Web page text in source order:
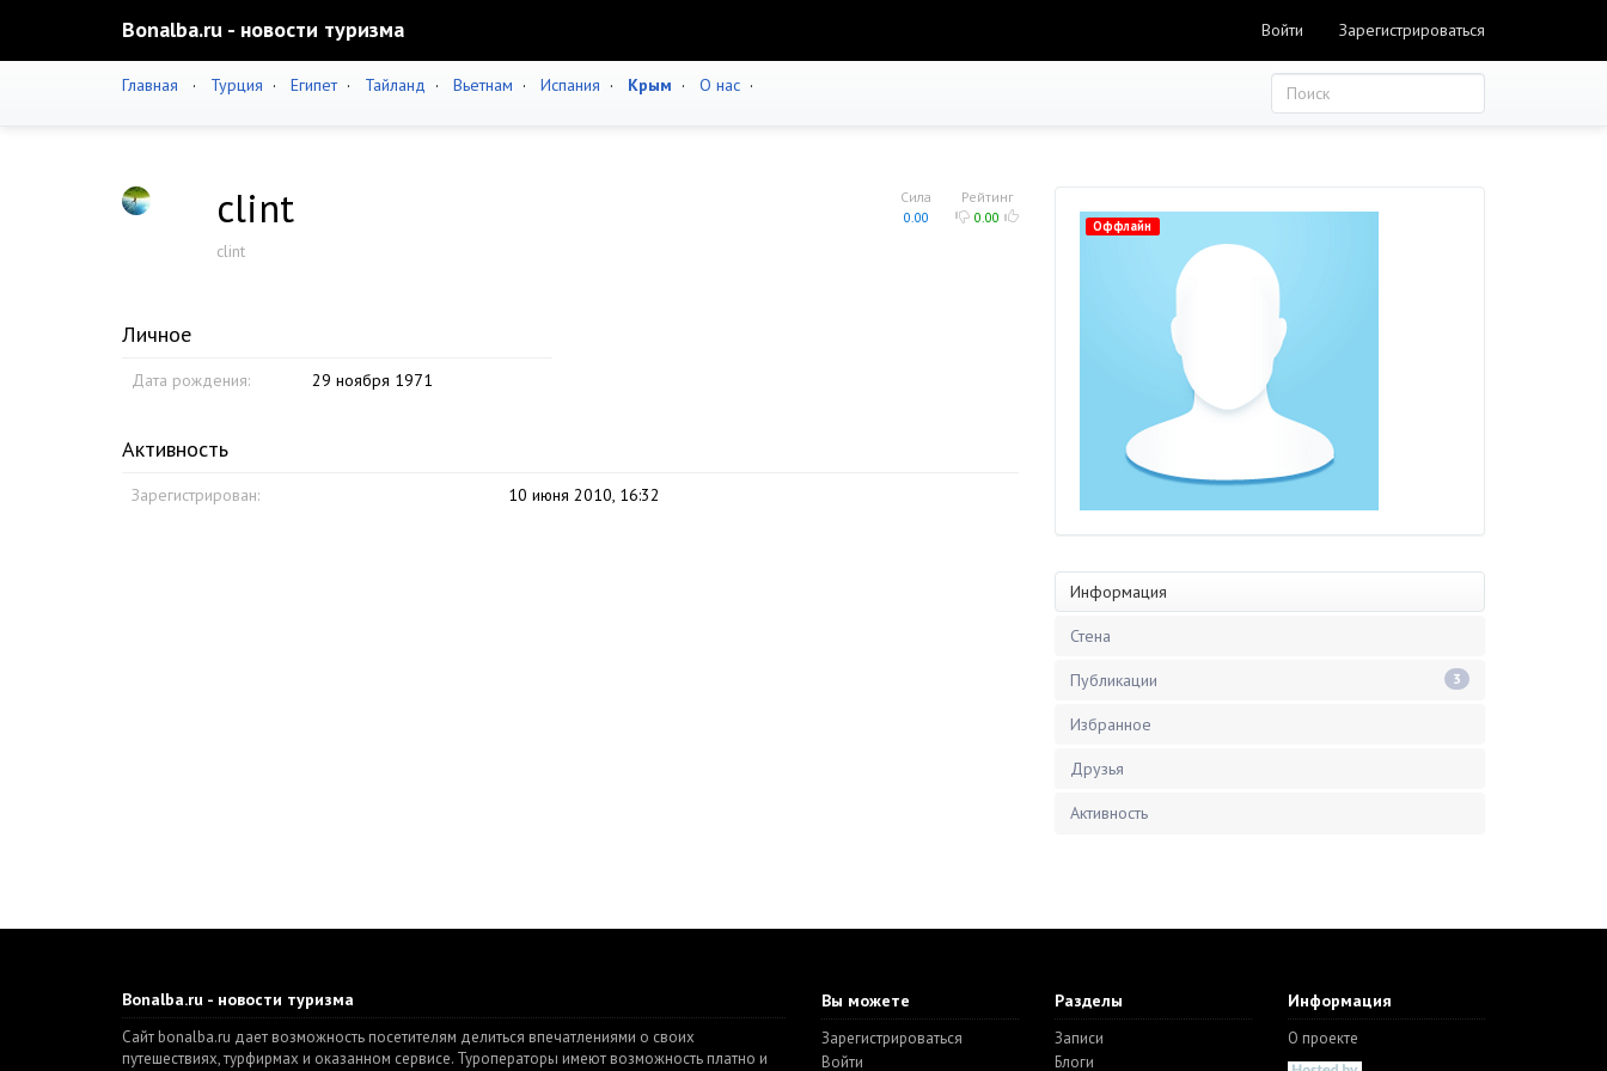
Bonalba.ru - новости туризма Войти Зарегистрироваться
Главная · Турция · Египет· Тайланд · Вьетнам · Испания · Крым · О нас ·
Рейтинг
0.00
Сила
0.00
clint
clint
Личное
Дата рождения: 29 ноября 1971
Активность
Зарегистрирован: 10 июня 2010, 16:32
Оффлайн
Информация
Стена
Публикации 3
Избранное
Друзья
Активность
Bonalba.ru - новости туризма
Сайт bonalba.ru дает возможность посетителям делиться впечатлениями о своих
путешествиях, турфирмах и оказанном сервисе. Туроператоры имеют возможность платно и
Вы можете
Зарегистрироваться
Войти
Разделы
Записи
Блоги
Информация
О проекте